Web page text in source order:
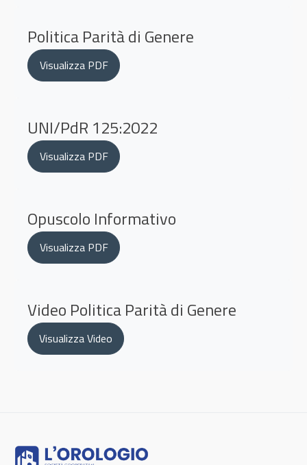
Politica Parità di Genere
Visualizza PDF
UNI/PdR 125:2022
Visualizza PDF
Opuscolo Informativo
Visualizza PDF
Video Politica Parità di Genere
Visualizza Video